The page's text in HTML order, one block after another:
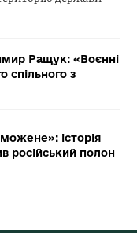
Ращук: «Воєнні
спільного з
історія
російський полон